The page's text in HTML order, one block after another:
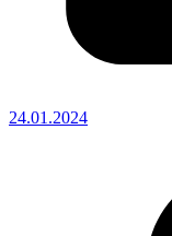
24.01.2024